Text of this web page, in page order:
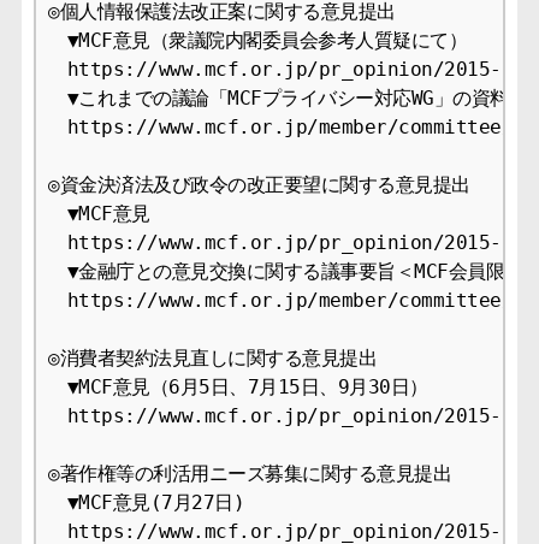
◎個人情報保護法改正案に関する意見提出
▼MCF意見（衆議院内閣委員会参考人質疑にて）
https://www.mcf.or.jp/pr_opinion/2015-9
▼これまでの議論「MCFプライバシー対応WG」の資料＜
https://www.mcf.or.jp/member/committee/
◎資金決済法及び政令の改正要望に関する意見提出
▼MCF意見
https://www.mcf.or.jp/pr_opinion/2015-9
▼金融庁との意見交換に関する議事要旨＜MCF会員限定
https://www.mcf.or.jp/member/committee/
◎消費者契約法見直しに関する意見提出
▼MCF意見（6月5日、7月15日、9月30日）
https://www.mcf.or.jp/pr_opinion/2015-9
◎著作権等の利活用ニーズ募集に関する意見提出
▼MCF意見(7月27日)
https://www.mcf.or.jp/pr_opinion/2015-9